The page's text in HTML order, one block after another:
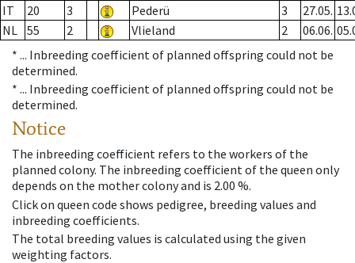
IT
20 3 Pederü 3 27.05.
NL 55 2 Vlieland 2 06.06.
* ... Inbreeding coefficient of planned offspring could not be
determined.
* ... Inbreeding coefficient of planned offspring could not be
determined.
Notice
The inbreeding coefficient refers to the workers of the
planned colony. The inbreeding coefficient of the queen only
depends on the mother colony and is 2.00 %.
Click on queen code shows pedigree, breeding values and
inbreeding coefficients.
The total breeding values is calculated using the given
weighting factors.